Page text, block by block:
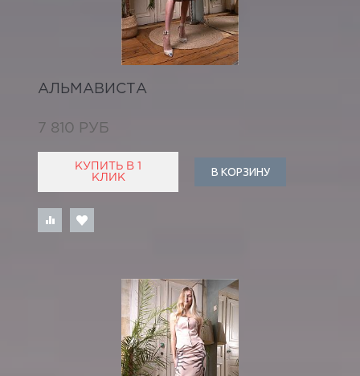
АЛЬМАВИСТА
7 810 РУБ
КУПИТЬ В 1
КЛИК
В КОРЗИНУ